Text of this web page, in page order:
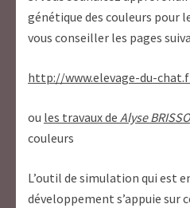
génétique des couleurs pour
vous conseiller les pages
http://www.elevage-du-
ou les travaux de Alyse
couleurs
L’outil de simulation qui est
développement s’appuie sur